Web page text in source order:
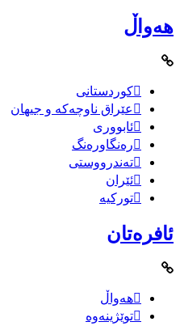
هەواڵ
کوردستانی
عێراق ناوچەکە و جیهان
ئابووری
رەنگاورەنگ
تەندرووستی
ئێران
تورکیە
ئافرەتان
هەواڵ
توێژینەوە